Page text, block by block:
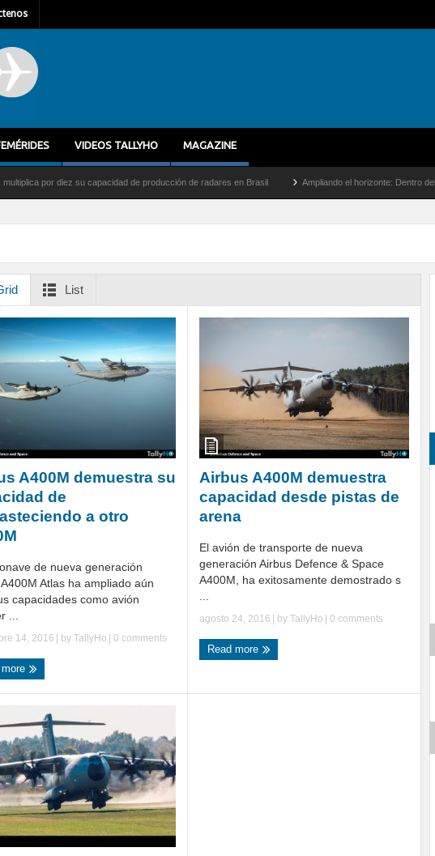
VIDEOS TALLYHO MAGAZINE
por diez su capacidad de producción de radares en Brasil Ampliando el horizonte: Dentro del vuelo
List
A400M demuestra su
de
a otro
de nueva generación
Atlas ha ampliado aún
capacidades como avión
...
14, 2016 | by TallyHo 0 comments
more
Airbus A400M demuestra
capacidad desde pistas de
arena
El avión de transporte de nueva
generación Airbus Defence & Space
A400M, ha exitosamente demostrado s
...
agosto 24, 2016 | by TallyHo 0 comments
Read more